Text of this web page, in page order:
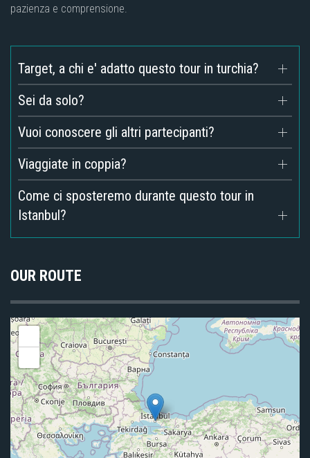
pazienza e comprensione.
Target, a chi e' adatto questo tour in turchia?
Sei da solo?
Vuoi conoscere gli altri partecipanti?
Viaggiate in coppia?
Come ci sposteremo durante questo tour in
Istanbul?
OUR ROUTE